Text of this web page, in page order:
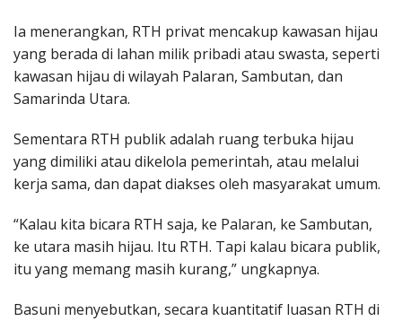
Ia menerangkan, RTH privat mencakup kawasan hijau
yang berada di lahan milik pribadi atau swasta, seperti
kawasan hijau di wilayah Palaran, Sambutan, dan
Samarinda Utara.
Sementara RTH publik adalah ruang terbuka hijau
yang dimiliki atau dikelola pemerintah, atau melalui
kerja sama, dan dapat diakses oleh masyarakat umum.
“Kalau kita bicara RTH saja, ke Palaran, ke Sambutan,
ke utara masih hijau. Itu RTH. Tapi kalau bicara publik,
itu yang memang masih kurang,” ungkapnya.
Basuni menyebutkan, secara kuantitatif luasan RTH di